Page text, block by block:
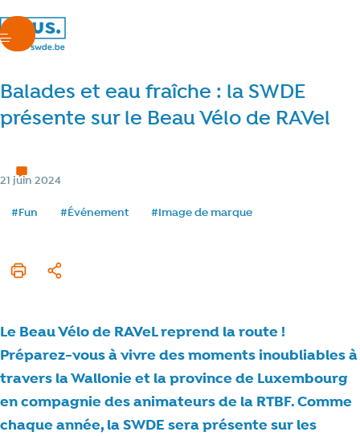
nous.swde
menu
Balades et eau fraîche : la SWDE
présente sur le Beau Vélo de RAVel
Catégorie
Date de publication
21 juin 2024
Tags
#Fun #Événement #Image de marque
Imprimer cet article
Partager
Le Beau Vélo de RAVeL reprend la route !
Préparez-vous à vivre des moments inoubliables à
travers la Wallonie et la province de Luxembourg
en compagnie des animateurs de la RTBF. Comme
chaque année, la SWDE sera présente sur les